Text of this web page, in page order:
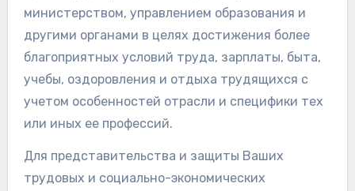
министерством, управлением образования и
другими органами в целях достижения более
благоприятных условий труда, зарплаты, быта,
учебы, оздоровления и отдыха трудящихся с
учетом особенностей отрасли и специфики тех
или иных ее профессий.
Для представительства и защиты Ваших
трудовых и социально-экономических